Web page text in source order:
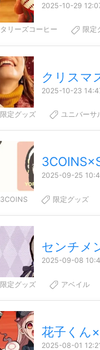
2025-10-29
タリーズコーヒー 限定
クリスマ
2025-10-23
限定グッズ ユニバーサ
2025-09-25
3COINS 限定グッズ
センチメ
2025-09-08
限定グッズ アベイル
花子くん
2025-08-01